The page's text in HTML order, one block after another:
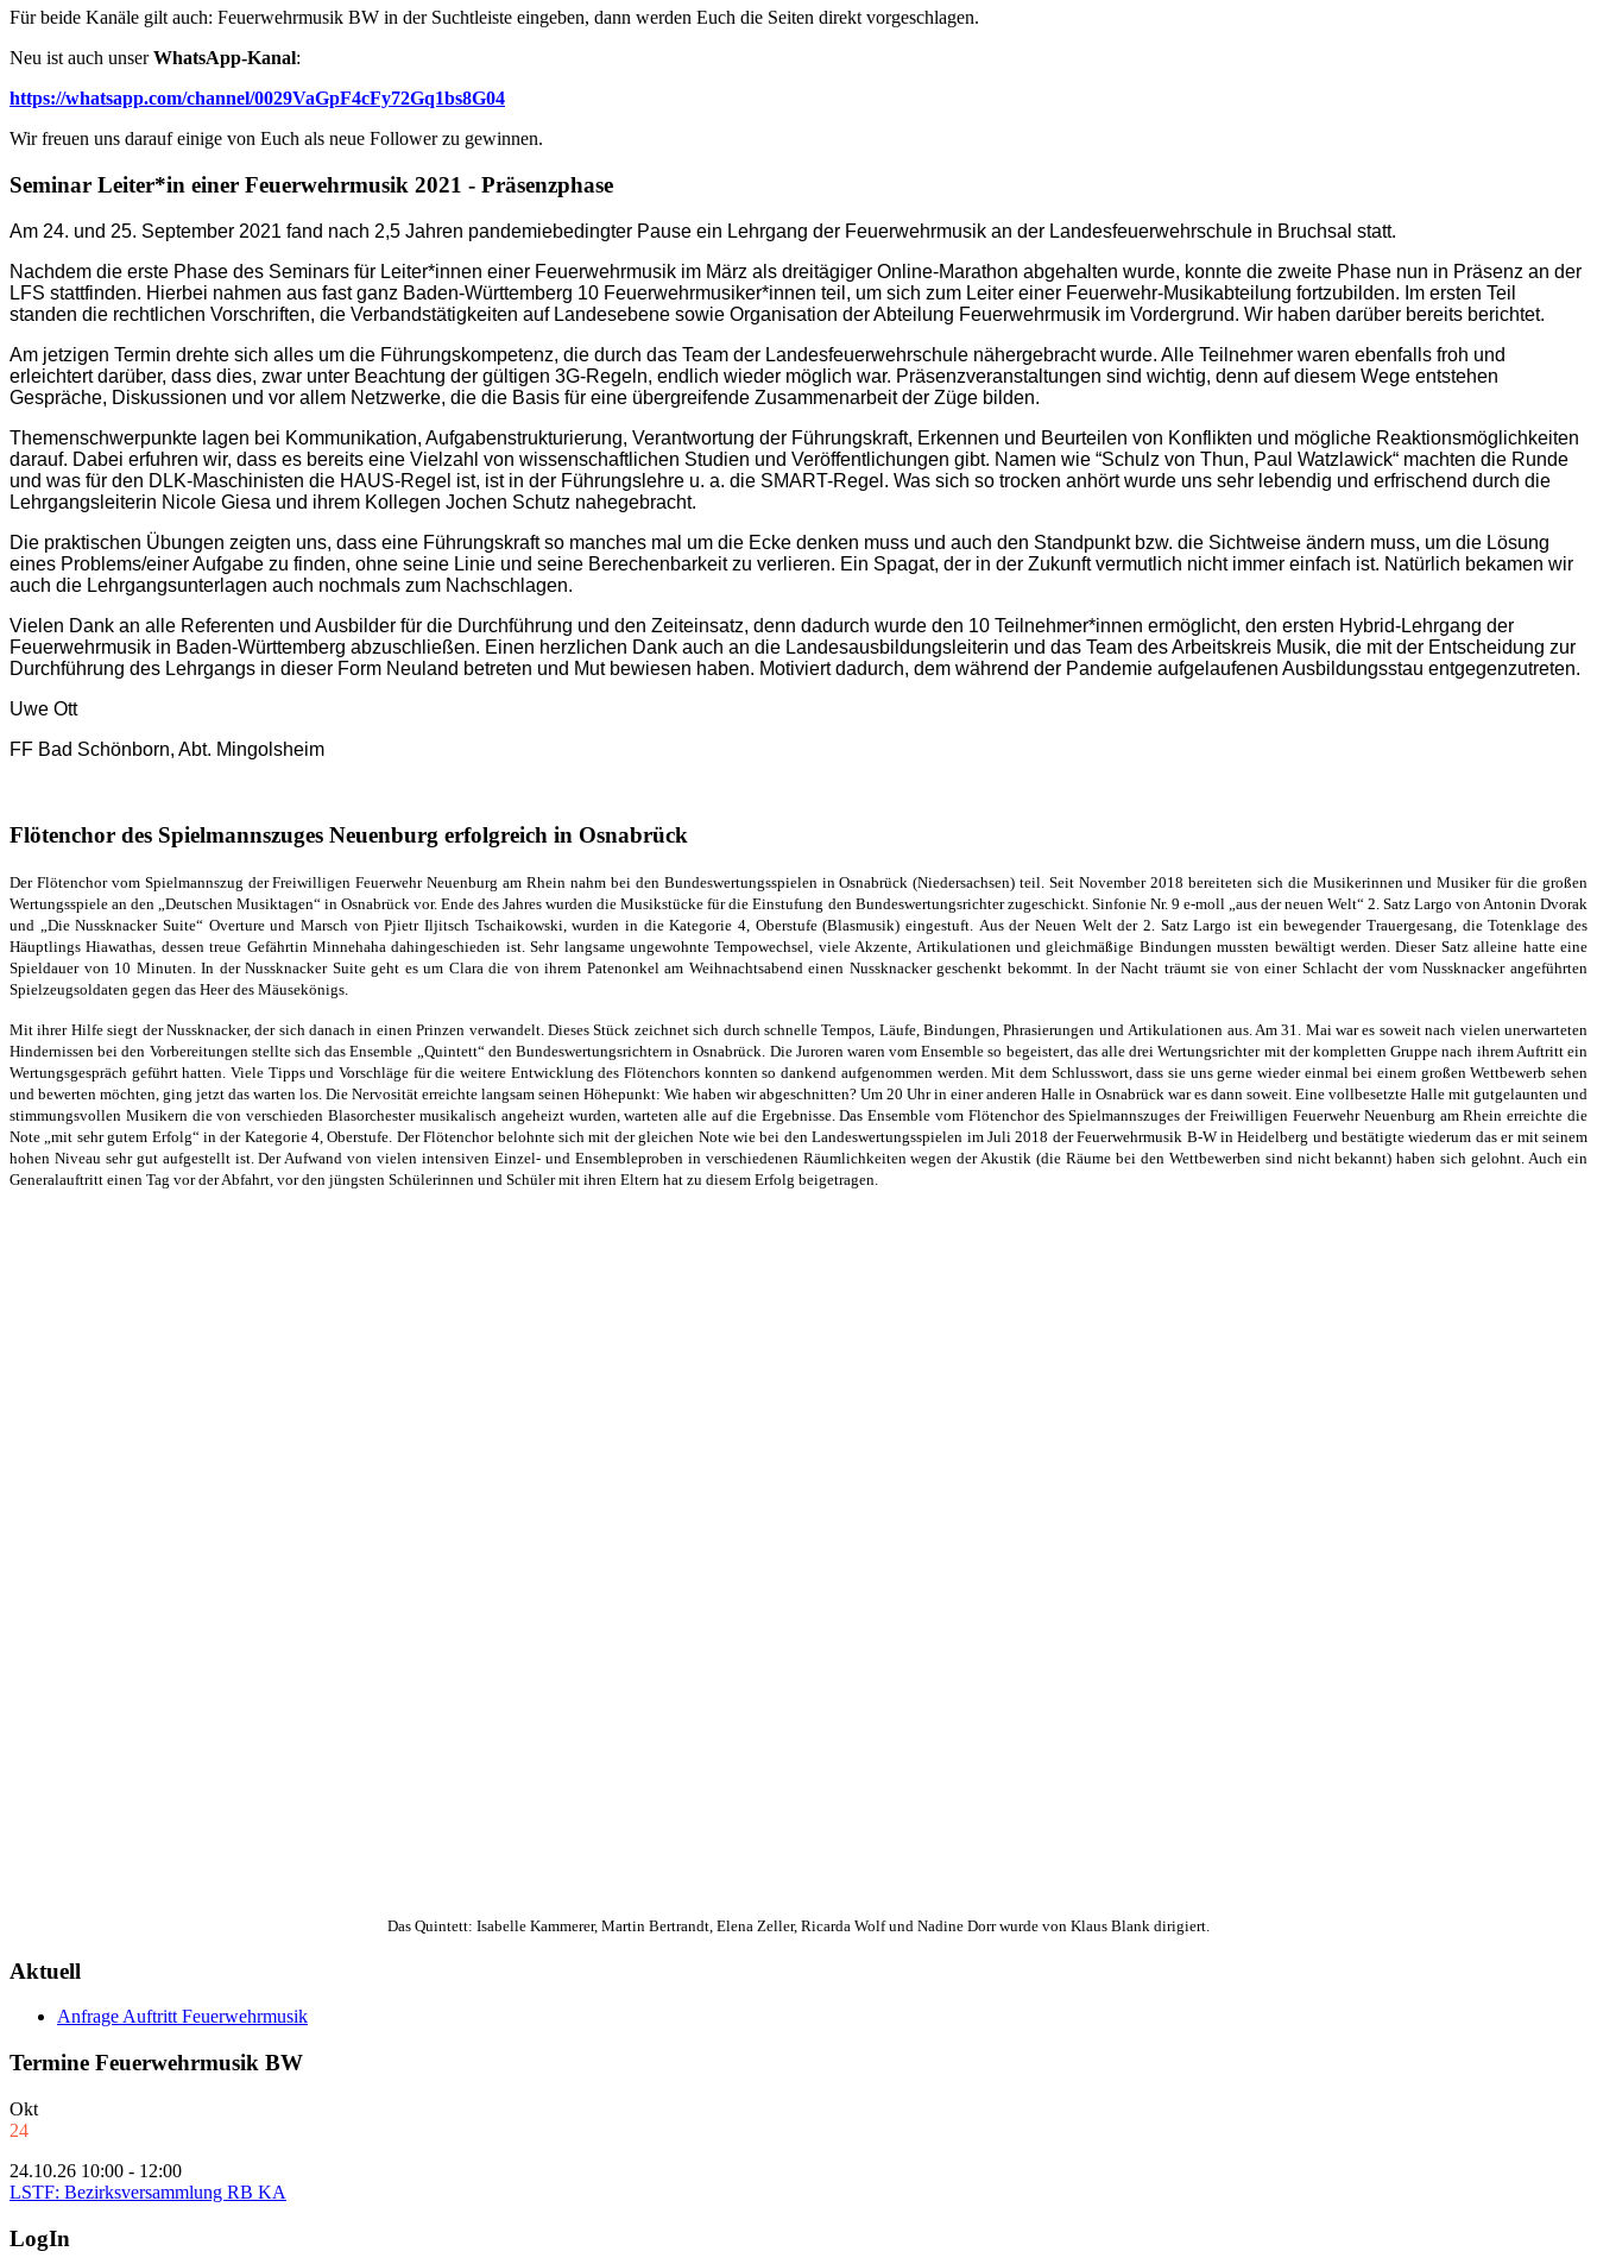
Für beide Kanäle gilt auch: Feuerwehrmusik BW in der Suchtleiste eingeben, dann werden Euch die Seiten direkt vorgeschlagen.
Neu ist auch unserWhatsApp-Kanal:
https://whatsapp.com/channel/0029VaGpF4cFy72Gq1bs8G04
Wir freuen uns darauf einige von Euch als neue Follower zu gewinnen.
Seminar Leiter*in einer Feuerwehrmusik 2021 - Präsenzphase
Am 24. und 25. September 2021 fand nach 2,5 Jahren pandemiebedingter Pause ein Lehrgang der Feuerwehrmusik an der Landesfeuerwehrschule in Bruchsal statt.
Nachdem die erste Phase des Seminars für Leiter*innen einer Feuerwehrmusik im März als dreitägiger Online-Marathon abgehalten wurde, konnte die zweite Phase nun in Präsenz an der
LFS stattfinden. Hierbei nahmen aus fast ganz Baden-Württemberg 10 Feuerwehrmusiker*innen teil, um sich zum Leiter einer Feuerwehr-Musikabteilung fortzubilden. Im ersten Teil
standen die rechtlichen Vorschriften, die Verbandstätigkeiten auf Landesebene sowie Organisation der Abteilung Feuerwehrmusik im Vordergrund. Wir haben darüber bereits berichtet.
Am jetzigen Termin drehte sich alles um die Führungskompetenz, die durch das Team der Landesfeuerwehrschule nähergebracht wurde. Alle Teilnehmer waren ebenfalls froh und
erleichtert darüber, dass dies, zwar unter Beachtung der gültigen 3G-Regeln, endlich wieder möglich war. Präsenzveranstaltungen sind wichtig, denn auf diesem Wege entstehen
Gespräche, Diskussionen und vor allem Netzwerke, die die Basis für eine übergreifende Zusammenarbeit der Züge bilden.
Themenschwerpunkte lagen bei Kommunikation, Aufgabenstrukturierung, Verantwortung der Führungskraft, Erkennen und Beurteilen von Konflikten und mögliche Reaktionsmöglichkeiten
darauf. Dabei erfuhren wir, dass es bereits eine Vielzahl von wissenschaftlichen Studien und Veröffentlichungen gibt. Namen wie “Schulz von Thun, Paul Watzlawick“ machten die Runde
und was für den DLK-Maschinisten die HAUS-Regel ist, ist in der Führungslehre u. a. die SMART-Regel. Was sich so trocken anhört wurde uns sehr lebendig und erfrischend durch die
Lehrgangsleiterin Nicole Giesa und ihrem Kollegen Jochen Schutz nahegebracht.
Die praktischen Übungen zeigten uns, dass eine Führungskraft so manches mal um die Ecke denken muss und auch den Standpunkt bzw. die Sichtweise ändern muss, um die Lösung
eines Problems/einer Aufgabe zu finden, ohne seine Linie und seine Berechenbarkeit zu verlieren. Ein Spagat, der in der Zukunft vermutlich nicht immer einfach ist. Natürlich bekamen wir
auch die Lehrgangsunterlagen auch nochmals zum Nachschlagen.
Vielen Dank an alle Referenten und Ausbilder für die Durchführung und den Zeiteinsatz, denn dadurch wurde den 10 Teilnehmer*innen ermöglicht, den ersten Hybrid-Lehrgang der
Feuerwehrmusik in Baden-Württemberg abzuschließen. Einen herzlichen Dank auch an die Landesausbildungsleiterin und das Team des Arbeitskreis Musik, die mit der Entscheidung zur
Durchführung des Lehrgangs in dieser Form Neuland betreten und Mut bewiesen haben. Motiviert dadurch, dem während der Pandemie aufgelaufenen Ausbildungsstau entgegenzutreten.
Uwe Ott
FF Bad Schönborn, Abt. Mingolsheim
Flötenchor des Spielmannszuges Neuenburg erfolgreich in Osnabrück
Der Flötenchor vom Spielmannszug der Freiwilligen FeuerwehrNeuenburg am Rhein nahm bei den Bundeswertungsspielen in Osnabrück (Niedersachsen)teil.Seit November 2018 bereiteten sich die Musikerinnen und Musiker für die großen
Wertungsspiele an den „Deutschen Musiktagen“in Osnabrück vor. Ende des Jahres wurden die Musikstücke für die Einstufung den Bundeswertungsrichter zugeschickt. Sinfonie Nr. 9 e-moll „aus der neuen Welt“ 2. Satz Largo von Antonin Dvorak
und „Die Nussknacker Suite“ Overture und Marsch vonPjietr Iljitsch Tschaikowski, wurden in die Kategorie 4, Oberstufe (Blasmusik) eingestuft. Aus der Neuen Welt der 2. Satz Largo ist ein bewegender Trauergesang, die Totenklagedes
Häuptlings Hiawathas, dessen treue Gefährtin Minnehaha dahingeschieden ist.Sehr langsame ungewohnte Tempowechsel, viele Akzente, Artikulationen und gleichmäßige Bindungen mussten bewältigt werden. Dieser Satz alleine hatte eine
Spieldauer von 10 Minuten. In der Nussknacker Suite geht es um Clara die von ihrem Patenonkel am Weihnachtsabend einen Nussknacker geschenkt bekommt. In der Nacht träumt sie von einer Schlacht der vom Nussknacker angeführten
Spielzeugsoldaten gegen das Heer des Mäusekönigs.
Mit ihrer Hilfe siegt der Nussknacker, der sich danach in einen Prinzen verwandelt. DiesesStück zeichnet sich durch schnelle Tempos, Läufe, Bindungen, Phrasierungen undArtikulationen aus. Am 31. Mai war es soweit nach vielen unerwarteten
Hindernissenbei den Vorbereitungen stellte sich das Ensemble „Quintett“ den Bundeswertungsrichternin Osnabrück. Die Juroren waren vom Ensemble so begeistert, das alle drei Wertungsrichter mit der kompletten Gruppe nach ihrem Auftritt ein
Wertungsgespräch geführt hatten.Viele Tipps und Vorschläge für die weitere Entwicklung des Flötenchors konnten sodankend aufgenommen werden.Mit dem Schlusswort, dass sie uns gerne wieder einmal bei einem großen Wettbewerbsehen
und bewerten möchten, ging jetzt das warten los. Die Nervosität erreichte langsam seinen Höhepunkt: Wie haben wir abgeschnitten? Um 20 Uhr in einer anderen Halle in Osnabrück war es dann soweit. Eine vollbesetzte Halle mit gutgelaunten und
stimmungsvollen Musikern die von verschieden Blasorchester musikalisch angeheizt wurden, warteten alle auf die Ergebnisse.Das Ensemble vom Flötenchor des Spielmannszuges der Freiwilligen Feuerwehr Neuenburg am Rhein erreichte die
Note „mit sehr gutem Erfolg“ in der Kategorie 4, Oberstufe. Der Flötenchor belohnte sich mit der gleichen Note wie bei den Landeswertungsspielen im Juli 2018 der Feuerwehrmusik B-W in Heidelberg und bestätigte wiederum das er mitseinem
hohen Niveau sehr gut aufgestellt ist. Der Aufwand von vielen intensiven Einzel- und Ensembleproben in verschiedenen Räumlichkeiten wegen der Akustik (die Räume bei den Wettbewerben sind nicht bekannt) habensich gelohnt. Auch ein
Generalauftritt einen Tag vor der Abfahrt, vor den jüngsten Schülerinnen und Schüler mit ihren Eltern hat zu diesem Erfolg beigetragen.
Das Quintett: Isabelle Kammerer, Martin Bertrandt, Elena Zeller, Ricarda Wolf und Nadine Dorr wurde von Klaus Blank dirigiert.
Aktuell
Anfrage Auftritt Feuerwehrmusik
Termine Feuerwehrmusik BW
Okt
24
24.10.26 10:00 - 12:00
LSTF: Bezirksversammlung RB KA
LogIn